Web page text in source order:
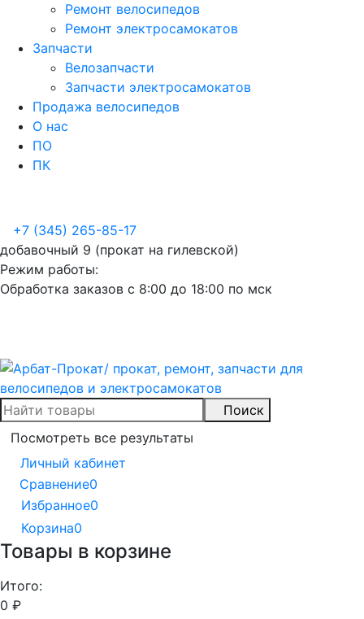
Ремонт велосипедов
Ремонт электросамокатов
Запчасти
Велозапчасти
Запчасти электросамокатов
Продажа велосипедов
О нас
ПО
ПК
+7 (345) 265-85-17
добавочный 9 (прокат на гилевской)
Режим работы:
Обработка заказов с 8:00 до 18:00 по мск
Поиск
Посмотреть все результаты
Личный кабинет
Сравнение0
Избранное0
Корзина0
Товары в корзине
Итого:
0 ₽